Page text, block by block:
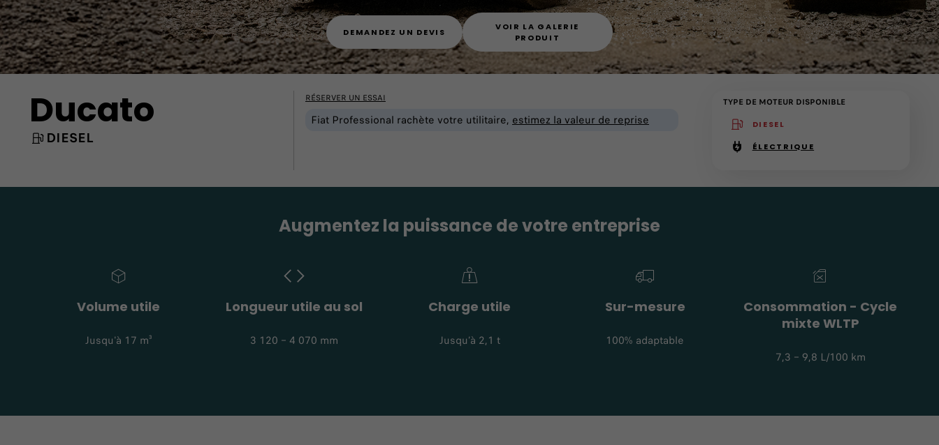
DEMANDEZ UN DEVIS
VOIR LA GALERIE
PRODUIT
Ducato
DIESEL
RÉSERVER UN ESSAI
Fiat Professional rachète votre utilitaire, estimez la valeur de reprise
TYPE DE MOTEUR DISPONIBLE
DIESEL
ÉLECTRIQUE
Augmentez la puissance de votre entreprise
Volume utile
Jusqu'à 17 m³
Longueur utile au sol
3 120 – 4 070 mm
Charge utile
Jusqu’à 2,1 t
Sur-mesure
100% adaptable
Consommation - Cycle
mixte WLTP
7,3 – 9,8 L/100 km